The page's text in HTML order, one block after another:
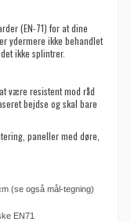
(EN-71) for at dine
ydermere ikke behandlet
ikke splintrer.
være resistent mod råd
bejdse og skal bare
paneller med døre,
(se også mål-tegning)
EN71